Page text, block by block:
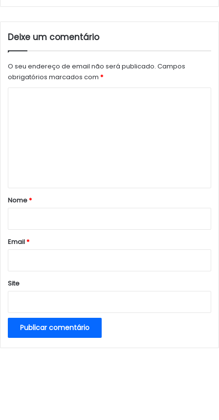
Deixe um comentário
O seu endereço de email não será publicado. Campos
obrigatórios marcados com *
r
*
Nome*
Email*
Site